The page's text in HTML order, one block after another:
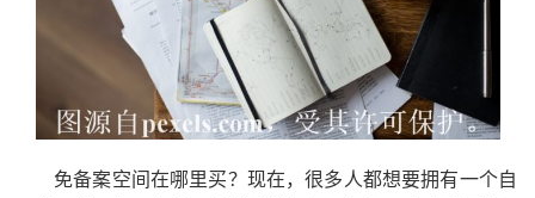
免备案空间在哪里买？现在，很多人都想要拥有一个自